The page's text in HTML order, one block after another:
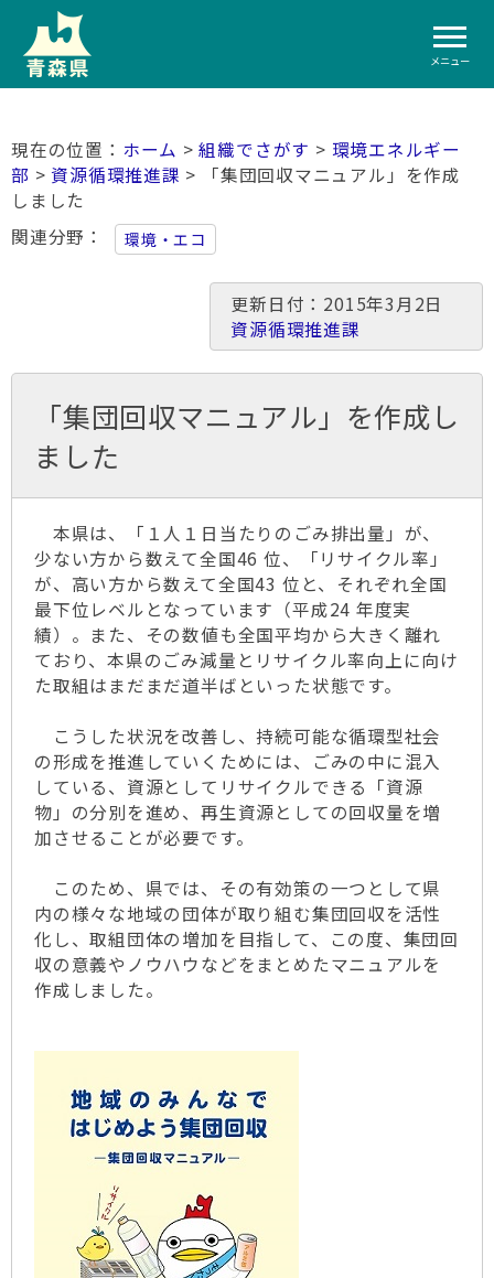
メニュー
ホーム >組織でさがす > 環境エネルギー
部 > 資源循環推進課 > 「集団回収マニュアル」を作成
しました
関連分野
環境・エコ
更新日付：2015年3月2日
資源循環推進課
「集団回収マニュアル」を作成し
ました
本県は、「１人１日当たりのごみ排出量」が、
少ない方から数えて全国46 位、「リサイクル率」
が、高い方から数えて全国43 位と、それぞれ全国
最下位レベルとなっています（平成24 年度実
績）。また、その数値も全国平均から大きく離れ
ており、本県のごみ減量とリサイクル率向上に向け
た取組はまだまだ道半ばといった状態です。
こうした状況を改善し、持続可能な循環型社会
の形成を推進していくためには、ごみの中に混入
している、資源としてリサイクルできる「資源
物」の分別を進め、再生資源としての回収量を増
加させることが必要です。
このため、県では、その有効策の一つとして県
内の様々な地域の団体が取り組む集団回収を活性
化し、取組団体の増加を目指して、この度、集団回
収の意義やノウハウなどをまとめたマニュアルを
作成しました。